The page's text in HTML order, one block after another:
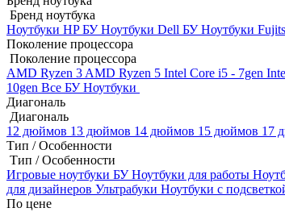
Бренд ноутбука
Ноутбуки HP БУНоутбуки Dell БУНоутбуки
Поколение процессора
Поколение процессора
AMD Ryzen 3 AMD Ryzen 5 Intel Core i5 - 7gen
10gen Все БУ Ноутбуки
Диагональ
Диагональ
12 дюймов 13 дюймов 14 дюймов 15 дюймов 17
Тип / Особенности
Тип / Особенности
Игровые ноутбуки БУНоутбуки для работы
для дизайнеров Ультрабуки Ноутбуки с
По цене